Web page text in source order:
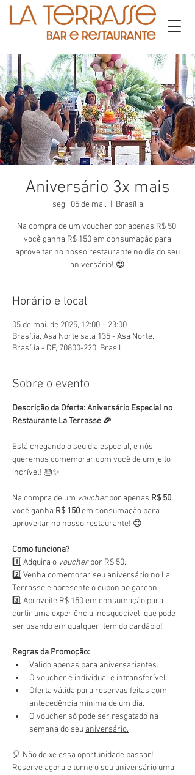
Aniversário 3x mais
seg., 05 de mai. Brasília
Na compra de um voucher por apenas R$ 50,
você ganha R$ 150 em consumação para
aproveitar no nosso restaurante no dia do seu
aniversário! 😍
Horário e local
05 de mai. de 2025, 12:00 – 23:00
Brasília, Asa Norte sala 135 - Asa Norte,
Brasília - DF, 70800-220, Brasil
Sobre o evento
Descrição da Oferta: Aniversário Especial no
Restaurante La Terrasse 🎉
Está chegando o seu dia especial, e nós
queremos comemorar com você de um jeito
incrível! 🎂✨
Na compra de um voucher por apenas R$ 50,
você ganha R$ 150 em consumação para
aproveitar no nosso restaurante! 😍
Como funciona?
1️⃣ Adquira o voucher por R$ 50.
2️⃣ Venha comemorar seu aniversário no La
Terrasse e apresente o cupon ao garçon.
3️⃣ Aproveite R$ 150 em consumação para
curtir uma experiência inesquecível, que pode
ser usando em qualquer item do cardápio!
Regras da Promoção:
Válido apenas para aniversariantes.
O voucher é individual e intransferível.
Oferta válida para reservas feitas com
antecedência mínima de um dia.
O voucher só pode ser resgatado na
semana do seu aniversário.
🎈 Não deixe essa oportunidade passar!
Reserve agora e torne o seu aniversário uma